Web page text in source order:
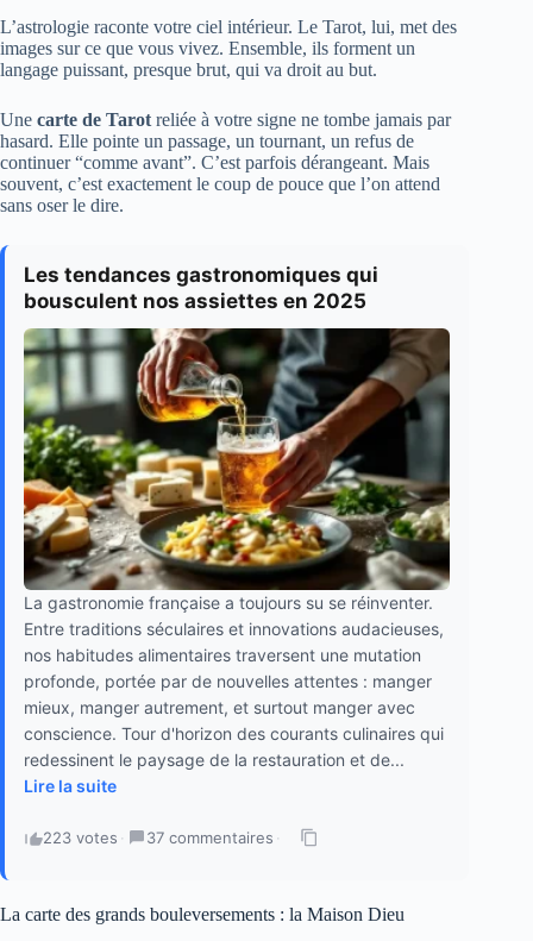
L’astrologie raconte votre ciel intérieur. Le Tarot, lui, met des
images sur ce que vous vivez. Ensemble, ils forment un
langage puissant, presque brut, qui va droit au but.
Une carte de Tarot reliée à votre signe ne tombe jamais par
hasard. Elle pointe un passage, un tournant, un refus de
continuer “comme avant”. C’est parfois dérangeant. Mais
souvent, c’est exactement le coup de pouce que l’on attend
sans oser le dire.
Les tendances gastronomiques qui
bousculent nos assiettes en 2025
La gastronomie française a toujours su se réinventer.
Entre traditions séculaires et innovations audacieuses,
nos habitudes alimentaires traversent une mutation
profonde, portée par de nouvelles attentes : manger
mieux, manger autrement, et surtout manger avec
conscience. Tour d'horizon des courants culinaires qui
redessinent le paysage de la restauration et de...
Lire la suite
223 votes · 37 commentaires ·
La carte des grands bouleversements : la Maison Dieu